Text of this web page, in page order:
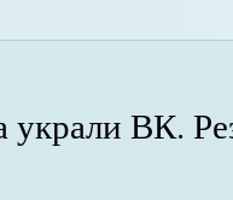
украли ВК.